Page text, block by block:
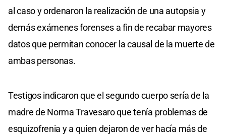
al caso y ordenaron la realización de una autopsia y
demás exámenes forenses a fin de recabar mayores
datos que permitan conocer la causal de la muerte de
ambas personas.
Testigos indicaron que el segundo cuerpo sería de la
madre de Norma Travesaro que tenía problemas de
esquizofrenia y a quien dejaron de ver hacía más de